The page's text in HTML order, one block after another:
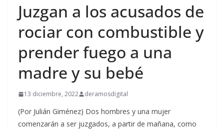
Juzgan a los acusados de
rociar con combustible y
prender fuego a una
madre y su bebé
13 diciembre, 2022 deramosdigital
(Por Julián Giménez) Dos hombres y una mujer
comenzarán a ser juzgados, a partir de mañana, como